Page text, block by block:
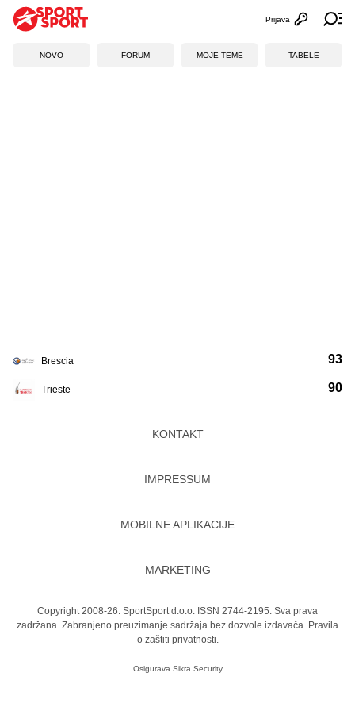
Otvori
Prijava
NOVO FORUM MOJE TEME TABELE
Brescia
Trieste
93
90
KONTAKT
IMPRESSUM
MOBILNE APLIKACIJE
MARKETING
Copyright 2008-26. SportSport d.o.o. ISSN 2744-2195. Sva prava
zadržana. Zabranjeno preuzimanje sadržaja bez dozvole izdavača. Pravila
o zaštiti privatnosti.
Osigurava Sikra Security